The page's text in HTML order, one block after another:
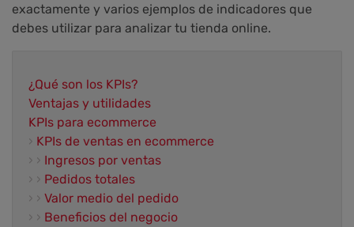
exactamente y varios ejemplos de indicadores que
debes utilizar para analizar tu tienda online.
¿Qué son los KPIs?
Ventajas y utilidades
KPIs para ecommerce
› KPIs de ventas en ecommerce
› › Ingresos por ventas
› › Pedidos totales
› › Valor medio del pedido
› › Beneficios del negocio